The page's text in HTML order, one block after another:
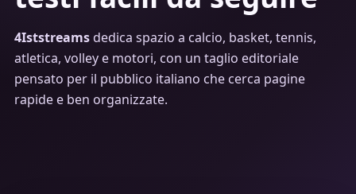
4Iststreamsdedica spazio a calcio, basket, tennis,
atletica, volley e motori, con un taglio editoriale
pensato per il pubblico italiano che cerca pagine
rapide e ben organizzate.